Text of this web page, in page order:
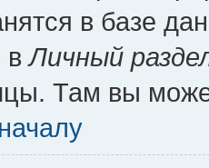
в базе
вЛичный
Там вы